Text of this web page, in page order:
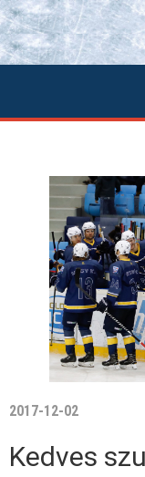
2017-12-02
Kedves